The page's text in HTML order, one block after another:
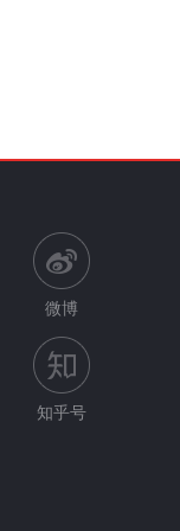
微博
知乎号